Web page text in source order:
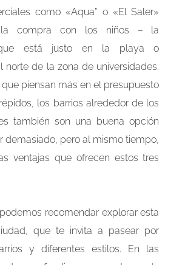
como «Aqua” o «El Saler»
compra con los niños – la
que está justo en la playa o
norte de la zona de universidades.
piensan más en el presupuesto
los barrios alrededor de los
también son una buena opción
demasiado, pero al mismo tiempo,
ventajas que ofrecen estos tres
recomendar explorar esta
que te invita a pasear por
y diferentes estilos. En las